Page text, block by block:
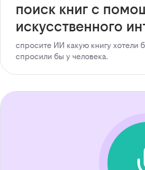
поиск книг с
искусственного
спросите ИИ какую книгу хотели
спросили бы у человека.